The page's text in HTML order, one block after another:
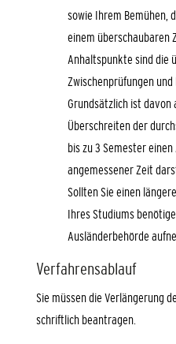
sowie Ihrem Bemühen,
einem überschaubaren
Anhaltspunkte sind die
Zwischenprüfungen
Grundsätzlich ist davon
Überschreiten der
bis zu 3 Semester
angemessener Zeit
Sollten Sie einen
Ihres Studiums
Ausländerbehörde
Verfahrensablauf
Sie müssen die Verlängerung
schriftlich beantragen.